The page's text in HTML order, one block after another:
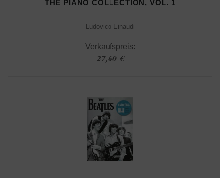
THE PIANO COLLECTION, VOL. 1
Ludovico Einaudi
Verkaufspreis:
27,60 €